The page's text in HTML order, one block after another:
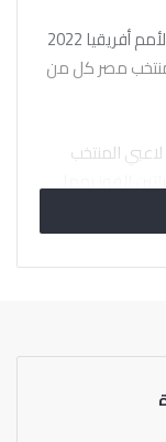
وتأتى المباراتان في ختام التصفيات المؤهلة لأمم أفريقيا 2022
منتخب مصر كل من
المنتخب
للفوز بهما،
كمتصدر
اللاعبين
على المستوي